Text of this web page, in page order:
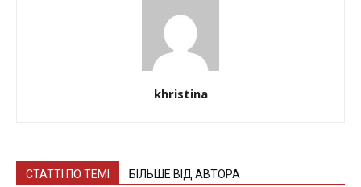
khristina
СТАТТІ ПО ТЕМІ БІЛЬШЕ ВІД АВТОРА